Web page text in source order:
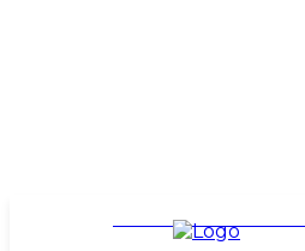
TARIFARIO